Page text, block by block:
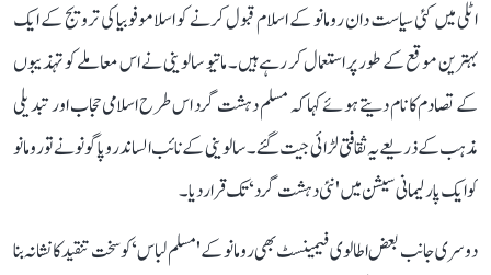
اٹلی میں کئی سیاست دان رومانو کے اسلام قبول کرنے کو اسلاموفوبیا کی ترویج کے ایک
بہترین موقع کے طور پر استعمال کر رہے ہیں۔ ماتیو سالوینی نے اس معاملے کو تہذیبوں
کے تصادم کا نام دیتے ہوئے کہا کہ مسلم دہشت گرد اس طرح اسلامی حجاب اور تبدیلی
مذہب کے ذریعے یہ ثقافتی لڑائی جیت گئے۔سالوینی کے نائب الساندرو پاگونو نے تو رومانو
کوایک پارلیمانی سیشن میں 'نئی دہشت گرد‘ تک قرار دیا۔
دوسری جانب بعض اطالوی فیمینسٹ بھی رومانو کے 'مسلم لباس‘ کو سخت تنقید کا نشانہ بنا